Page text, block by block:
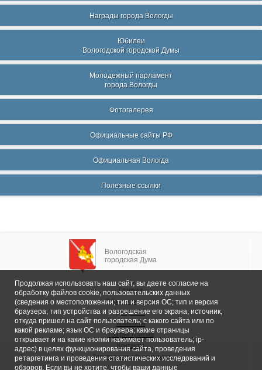
Награды города Вологды
Юбилеи
Вологодской городской Думы
Молодежный парламент
города Вологды
Фотогалерея
Официальные сайты РФ
Официальная Вологда
Полезные ссылки
Вологодская
городская Дума
Главная
Общие сведения
Депутаты
Комитеты
График приема
Контакты
Депутатские объединения
Продолжая использовать наш сайт, вы даете согласие на
обработку файлов cookie, пользовательских данных
(сведения о местоположении; тип и версия ОС; тип и версия
браузера; тип устройства и разрешение его экрана; источник,
откуда пришел на сайт пользователь; с какого сайта или по
какой рекламе; язык ОС и браузера; какие страницы
открывает и на какие кнопки нажимает пользователь; ip-
адрес) в целях функционирования сайта, проведения
ретаргетинга и проведения статистических исследований и
обзоров. Если вы не хотите, чтобы ваши данные